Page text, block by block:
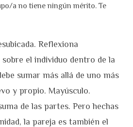
a no tiene ningún mérito. Te
Reflexiona
el individuo dentro de la
sumar más allá de uno más
y propio. Mayúsculo.
de las partes. Pero hechas
la pareja es también el